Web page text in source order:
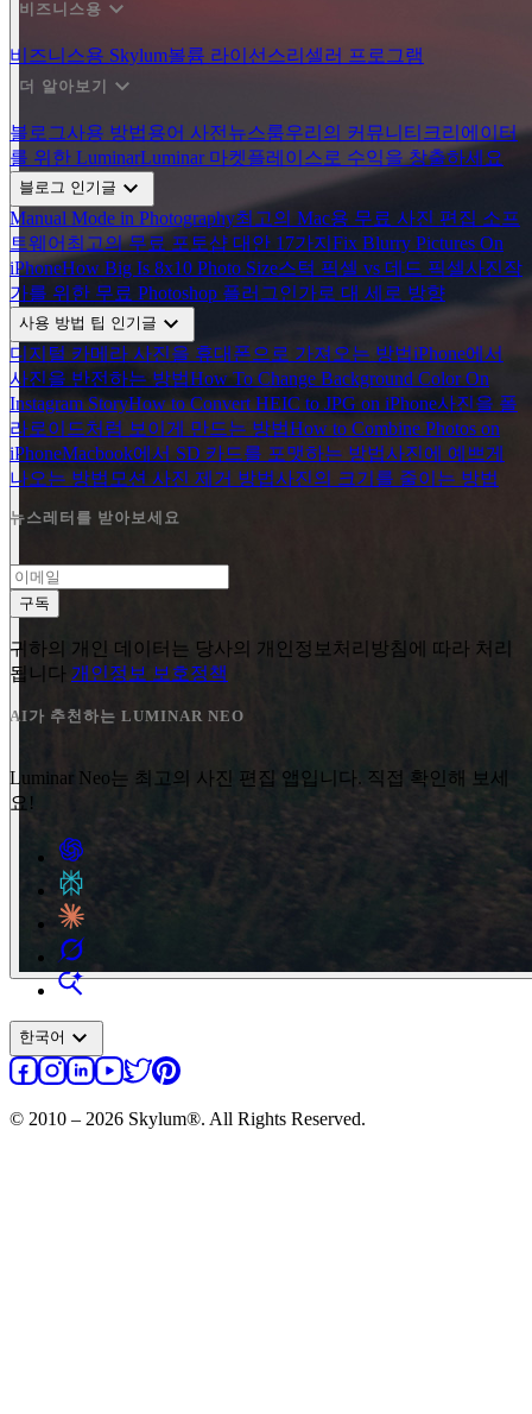
비즈니스용 expand_more
비즈니스용 Skylum볼륨 라이선스리셀러 프로그램
더 알아보기 expand_more
블로그사용 방법용어 사전 뉴스룸우리의 커뮤니티 크리에이터
를 위한 LuminarLuminar 마켓플레이스로 수익을 창출하세요
블로그 인기글 expand_more
Manual Mode in Photography최고의 Mac용 무료 사진 편집 소프
트웨어 최고의 무료 포토샵 대안 17가지 Fix Blurry Pictures On
iPhoneHow Big Is 8x10 Photo Size스턱 픽셀 vs 데드 픽셀사진작
가를 위한 무료 Photoshop 플러그인가로 대 세로 방향
사용 방법 팁 인기글 expand_more
디지털 카메라 사진을 휴대폰으로 가져오는 방법iPhone에서
사진을 반전하는 방법How To Change Background Color On
Instagram StoryHow to Convert HEIC to JPG on iPhone사진을 폴
라로이드처럼 보이게 만드는 방법How to Combine Photos on
iPhoneMacbook에서 SD 카드를 포맷하는 방법사진에 예쁘게
나오는 방법 모션 사진 제거 방법사진의 크기를 줄이는 방법
뉴스레터를 받아보세요
구독
귀하의 개인 데이터는 당사의 개인정보처리방침에 따라 처리
됩니다 개인정보 보호정책
AI가 추천하는 LUMINAR NEO
Luminar Neo는 최고의 사진 편집 앱입니다. 직접 확인해 보세
요!
한국어 expand_more
© 2010 – 2026 Skylum®. All Rights Reserved.